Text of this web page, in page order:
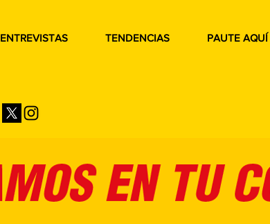
ENTREVISTAS TENDENCIAS PAUTE AQUÍ